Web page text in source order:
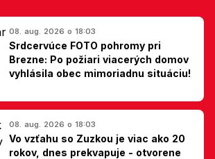
08. aug. 2026 o 18:03
Srdcervúce FOTO pohromy pri
Brezne: Po požiari viacerých domov
vyhlásila obec mimoriadnu situáciu!
08. aug. 2026 o 18:03
Vo vzťahu so Zuzkou je viac ako 20
rokov, dnes prekvapuje - otvorene